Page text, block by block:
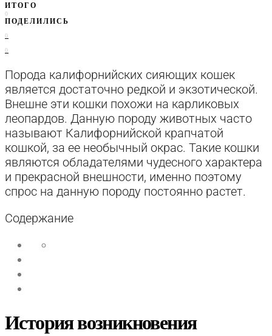
ИТОГО
0
ПОДЕЛИЛИСЬ
0
0
Порода калифорнийских сияющих кошек
является достаточно редкой и экзотической.
Внешне эти кошки похожи на карликовых
леопардов. Данную породу животных часто
называют Калифорнийской крапчатой
кошкой, за ее необычный окрас. Такие кошки
являются обладателями чудесного характера
и прекрасной внешности, именно поэтому
спрос на данную породу постоянно растет.
Содержание
История возникновения